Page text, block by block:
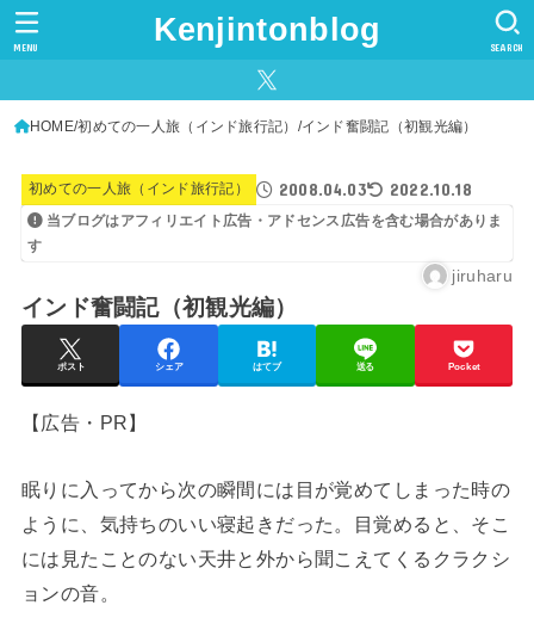
Kenjintonblog SEARCH
MENU
HOME 初めての一人旅（インド旅行記） インド奮闘記（初観光編）
初めての一人旅（インド旅行記） 2008.04.03 2022.10.18
当ブログはアフィリエイト広告・アドセンス広告を含む場合がありま
す
jiruharu
インド奮闘記（初観光編）
ポスト シェア はてブ 送る Pocket
【広告・PR】
眠りに入ってから次の瞬間には目が覚めてしまった時の
ように、気持ちのいい寝起きだった。目覚めると、そこ
には見たことのない天井と外から聞こえてくるクラクシ
ョンの音。